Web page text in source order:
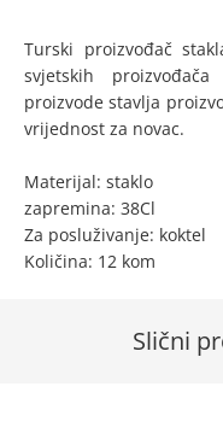
Turski proizvođač
svjetskih
proizvode stavlja
vrijednost za novac.
Materijal: staklo
zapremina: 38Cl
Za posluživanje: koktel
Količina: 12 kom
Slični